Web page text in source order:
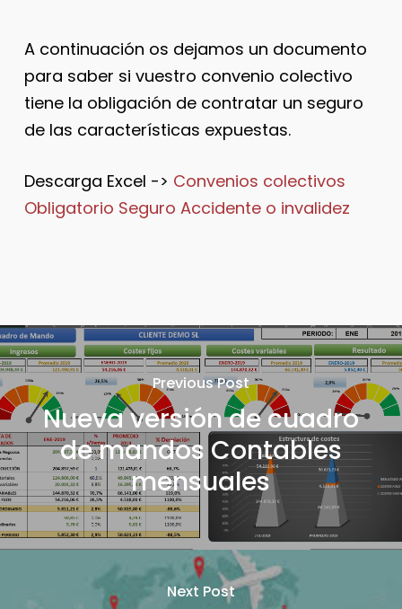
A continuación os dejamos un documento
para saber si vuestro convenio colectivo
tiene la obligación de contratar un seguro
de las características expuestas.
Descarga Excel -> Convenios colectivos
Obligatorio Seguro Accidente o invalidez
Previous Post
Nueva versión de cuadro
de mandos Contables
mensuales
Next Post